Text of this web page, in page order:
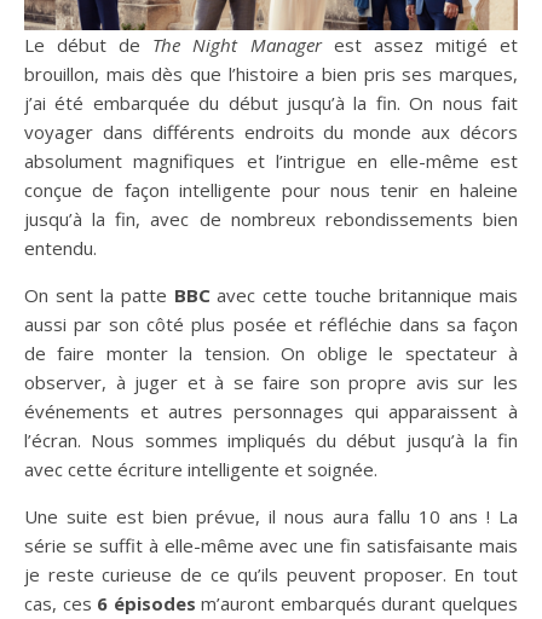
Le début de The Night Managerest assez mitigé et
brouillon, mais dès que l’histoire a bien pris ses marques,
j’ai été embarquée du début jusqu’à la fin. On nous fait
voyager dans différents endroits du monde aux décors
absolument magnifiques et l’intrigue en elle-même est
conçue de façon intelligente pour nous tenir en haleine
jusqu’à la fin, avec de nombreux rebondissements bien
entendu.
On sent la patte BBCavec cette touche britannique mais
aussi par son côté plus posée et réfléchie dans sa façon
de faire monter la tension. On oblige le spectateur à
observer, à juger et à se faire son propre avis sur les
événements et autres personnages qui apparaissent à
l’écran. Nous sommes impliqués du début jusqu’à la fin
avec cette écriture intelligente et soignée.
Une suite est bien prévue, il nous aura fallu 10 ans ! La
série se suffit à elle-même avec une fin satisfaisante mais
je reste curieuse de ce qu’ils peuvent proposer. En tout
cas, ces 6 épisodes m’auront embarqués durant quelques